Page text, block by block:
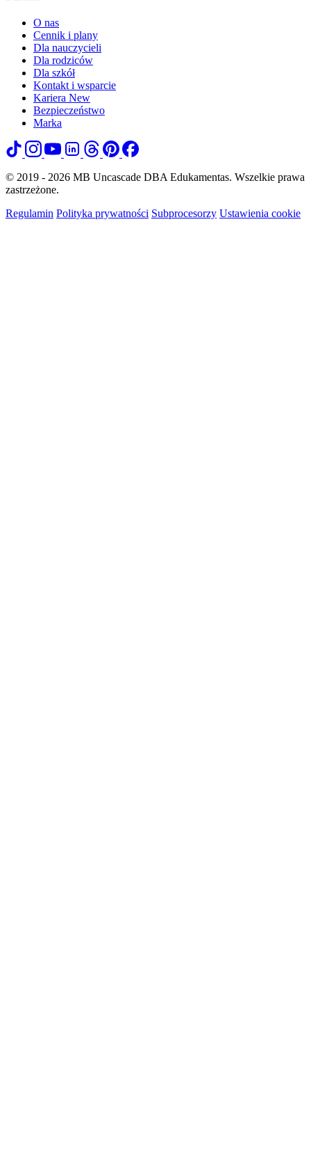
O nas
Cennik i plany
Dla nauczycieli
Dla rodziców
Dla szkół
Kontakt i wsparcie
Kariera New
Bezpieczeństwo
Marka
© 2019 - 2026 MB Uncascade DBA Edukamentas. Wszelkie prawa
zastrzeżone.
Regulamin Polityka prywatności Subprocesorzy Ustawienia cookie